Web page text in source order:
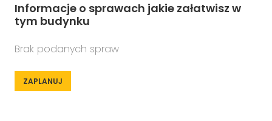
Informacje o sprawach jakie załatwisz w
tym budynku
Brak podanych spraw
ZAPLANUJ